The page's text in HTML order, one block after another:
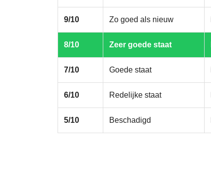
9/10 Zo goed als nieuw
8/10 Zeer goede staat
7/10 Goede staat
6/10 Redelijke staat
5/10 Beschadigd